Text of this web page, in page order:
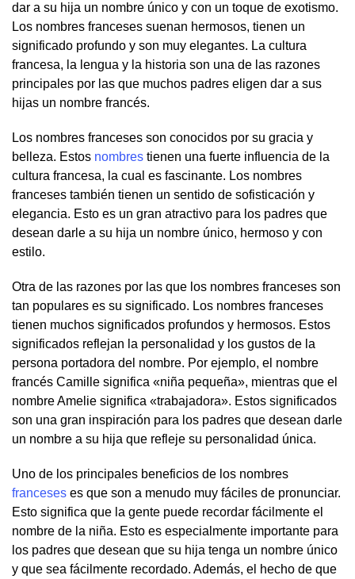
dar a su hija un nombre único y con un toque de exotismo.
Los nombres franceses suenan hermosos, tienen un
significado profundo y son muy elegantes. La cultura
francesa, la lengua y la historia son una de las razones
principales por las que muchos padres eligen dar a sus
hijas un nombre francés.
Los nombres franceses son conocidos por su gracia y
belleza. Estos nombres tienen una fuerte influencia de la
cultura francesa, la cual es fascinante. Los nombres
franceses también tienen un sentido de sofisticación y
elegancia. Esto es un gran atractivo para los padres que
desean darle a su hija un nombre único, hermoso y con
estilo.
Otra de las razones por las que los nombres franceses son
tan populares es su significado. Los nombres franceses
tienen muchos significados profundos y hermosos. Estos
significados reflejan la personalidad y los gustos de la
persona portadora del nombre. Por ejemplo, el nombre
francés Camille significa «niña pequeña», mientras que el
nombre Amelie significa «trabajadora». Estos significados
son una gran inspiración para los padres que desean darle
un nombre a su hija que refleje su personalidad única.
Uno de los principales beneficios de los nombres
franceses es que son a menudo muy fáciles de pronunciar.
Esto significa que la gente puede recordar fácilmente el
nombre de la niña. Esto es especialmente importante para
los padres que desean que su hija tenga un nombre único
y que sea fácilmente recordado. Además, el hecho de que